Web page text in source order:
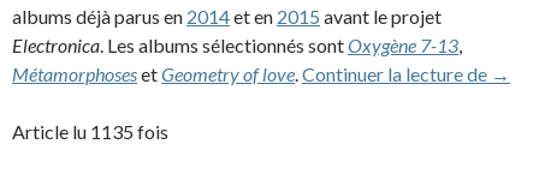
albums déjà parus en 2014et en 2015 avant le projet
Electronica . Les albums sélectionnés sontOxygène 7-13
MétamorphosesetGeometry of love Continuer la lecture de 3
→
Article lu 1135 fois